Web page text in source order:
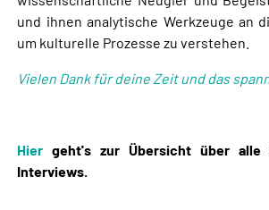
und ihnen analytische Werkzeuge an
um kulturelle Prozesse zu verstehen.
Vielen Dank für deine Zeit und das
Hier geht's zur Übersicht über alle
Interviews.